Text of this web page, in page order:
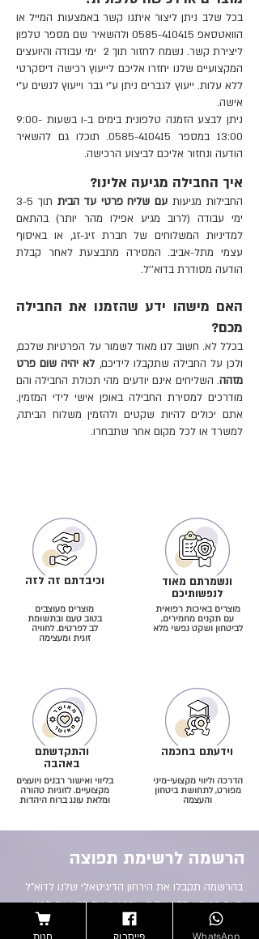
בכל שלב ניתן ליצור איתנו קשר באמצעות המיילאו
הוואטסאפ 0585-410415 ולהשאיר שם מספר טלפון
ליצירת קשר. נשמח לחזור תוך 2 ימי עבודה והיועצים
המקצועיים שלנו יחזרו אליכם לייעוץ רכישה דיסקרטי
ללא עלות. ייעוץ לגברים ניתן ע"י גבר וייעוץ לנשים ע"י
אישה.
ניתן לבצע הזמנה טלפונית בימים ב-ו בשעות 9:00-
13:00 במספר 0585-410415. תוכלו גם להשאיר
הודעה ונחזור אליכם לביצוע הרכישה.
איך החבילה מגיעה אלינו?
החבילות מגיעות עם שליח פרטי עד הבית
תוך 3-5
ימי עבודה (לרוב מגיע אפילו מהר יותר) בהתאם
למדיניות המשלוחים של חברת זיג-זג, או באיסוף
עצמי מתל-אביב. המסירה מתבצעת לאחר קבלת
הודעה מסודרת בדוא''ל.
האם מישהו ידע שהזמנו את החבילה
מכם?
בכלל לא. חשוב לנו מאוד לשמור על הפרטיות שלכם,
ולכן על החבילה שתקבלו לידיכם,לא יהיה שום פרט
מזהה. השליחים אינם יודעים מהי תכולת החבילה והם
מודרכים למסירת החבילה באופן אישי לידי המזמין.
אתם יכולים להיות שקטים ולהזמין משלוח הביתה,
למשרד או לכל מקום אחר שתבחרו.
וכיבדתם זה לזה
מוצרים מעוצבים
בטוב טעם ובתשומת
לב לפרטים. לחוויה
זוגית ומעצימה
ונשמרתם מאוד
לנפשותיכם
מוצרים באיכות רפואית
עם תקנים מחמירים,
לביטחון ושקט נפשי מלא
והתקדשתם
באהבה
בליווי ואישור רבנים ויועצים
מקצועיים. לזוגיות טהורה
ומלאת עונג ברוח היהדות
וידעתם בחכמה
הדרכה וליווי מקצועי-מיני
מפורט, לתחושת ביטחון
והעצמה
הרשמה לרשימת תפוצה
בהרשמה תקבלו את הירחון הדיגיטאלי שלנו לדוא"ל
פעם בחודש ללא עלות, עדכונים על מבצעים לפני
כולם, ספר מתנה וקופון לחנות רק לנרשמים
חנות פייסבוק WhatsApp